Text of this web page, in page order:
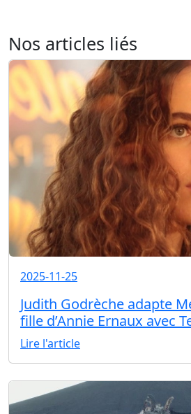
Nos articles liés
2025-11-25
Judith Godrèche adapte
fille d’Annie Ernaux avec
Lire l'article